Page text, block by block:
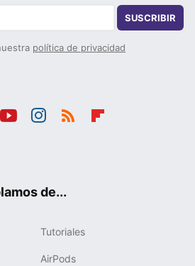
SUSCRIBIR
política de privacidad
de...
Tutoriales
AirPods